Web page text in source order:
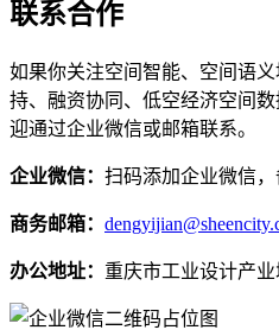
联系合作
如果你关注空间智能、空间语
持、融资协同、低空经济空间
迎通过企业微信或邮箱联系。
企业微信： 扫码添加企业微信
商务邮箱：
办公地址： 重庆市工业设计产业